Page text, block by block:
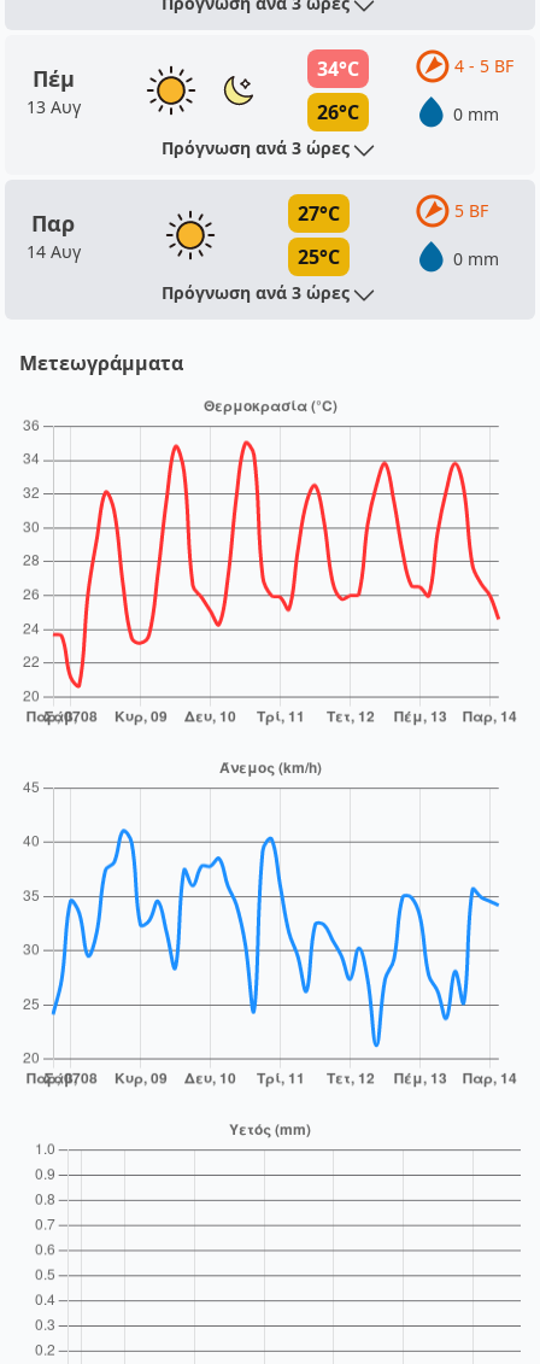
Πέμ
13 Αυγ
34°C
26°C
4 - 5 BF
0 mm
Πρόγνωση ανά 3 ώρες
Παρ
14 Αυγ
27°C
25°C
5 BF
0 mm
Πρόγνωση ανά 3 ώρες
Μετεωγράμματα